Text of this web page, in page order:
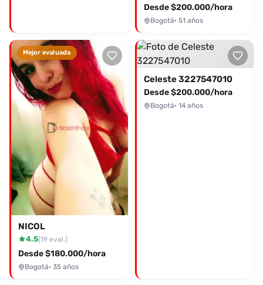
Desde $200.000/hora
Bogotá· 51 años
Mejor evaluada
NICOL
4.5(19 eval.)
Desde $180.000/hora
Bogotá· 35 años
Celeste 3227547010
Desde $200.000/hora
Bogotá· 14 años